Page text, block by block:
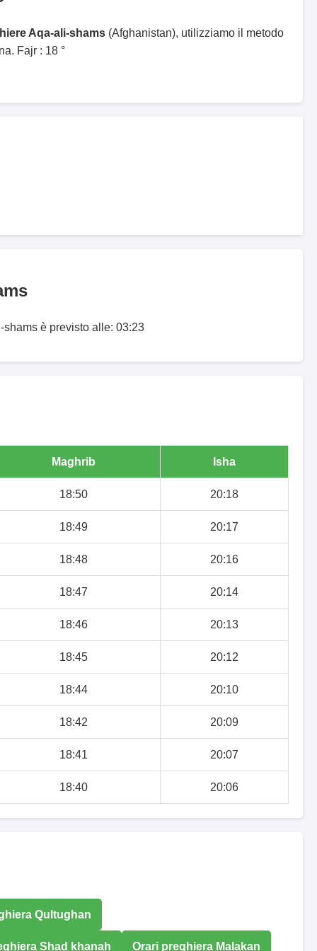
Aqa-ali-shams (Afghanistan), utilizziamo il metodo
Fajr : 18 °
è previsto alle: 03:23
Maghrib Isha
18:50 20:18
18:49 20:17
18:48 20:16
18:47 20:14
18:46 20:13
18:45 20:12
18:44 20:10
18:42 20:09
18:41 20:07
18:40 20:06
Qultughan
Shad khanah Orari preghiera Malakan